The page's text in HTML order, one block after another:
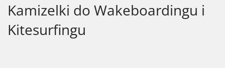
Kamizelki do Wakeboardingu i
Kitesurfingu